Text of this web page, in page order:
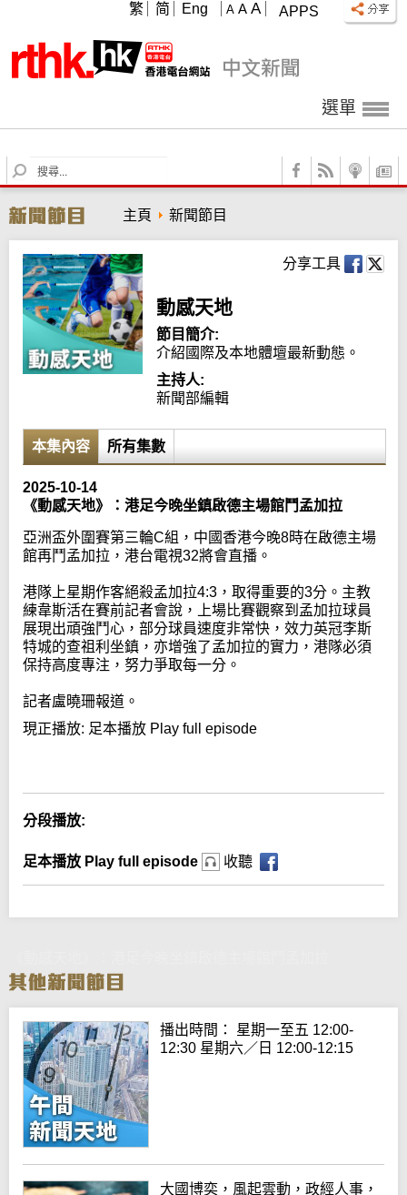
APPS
A A A
繁 简 Eng
選單
S
e
r
c
h
主頁 新聞節目
分享工具
動感天地
節目簡介:
介紹國際及本地體壇最新動態。
主持人:
新聞部編輯
本集內容 所有集數
2025-10-14
《動感天地》：港足今晚坐鎮啟德主場館鬥孟加拉
亞洲盃外圍賽第三輪C組，中國香港今晚8時在啟德主場
館再鬥孟加拉，港台電視32將會直播。
港隊上星期作客絕殺孟加拉4:3，取得重要的3分。主教
練韋斯活在賽前記者會說，上場比賽觀察到孟加拉球員
展現出頑強鬥心，部分球員速度非常快，效力英冠李斯
特城的查祖利坐鎮，亦增強了孟加拉的實力，港隊必須
保持高度專注，努力爭取每一分。
記者盧曉珊報道。
現正播放: 足本播放 Play full episode
分段播放:
足本播放 Play full episode 收聽
播出時間： 星期一至五 12:00-
12:30 星期六／日 12:00-12:15
大國博奕，風起雲動，政經人事，